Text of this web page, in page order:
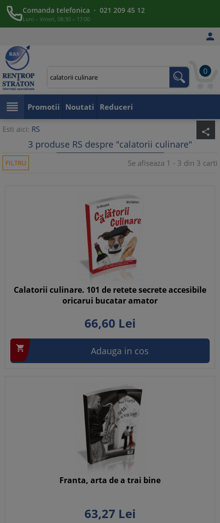
Comanda telefonica · 021 209 45 12
Luni – Vineri, 08:30 – 17:00

0
 Promotii Noutati Reduceri
Esti aici: RS share
3 produse RS despre "calatorii culinare"
FILTRU Se afiseaza 1 - 3 din 3 carti
Calatorii culinare. 101 de retete secrete accesibile
oricarui bucatar amator
66,60 Lei
 Adauga in cos
Franta, arta de a trai bine
63,27 Lei